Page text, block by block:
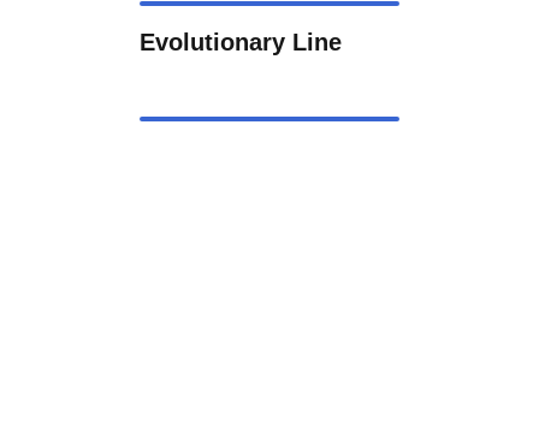
Evolutionary Line